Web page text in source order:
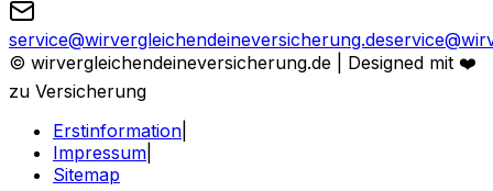
service@wirvergleichendeineversicherung.de
© wirvergleichendeineversicherung.de |
Designed mit ❤️
zu Versicherung
Erstinformation
Impressum
Sitemap